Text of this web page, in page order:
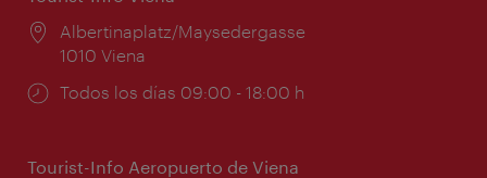
Lugar:
Albertinaplatz/Maysedergasse
1010 Viena
Horarios
Todos los días 09:00 - 18:00 h
Tourist-Info Aeropuerto de Viena